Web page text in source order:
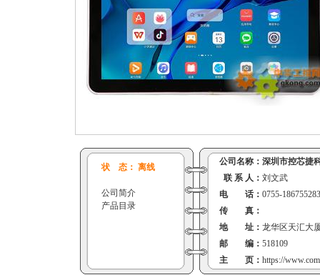
状 态： 离线
公司简介
产品目录
公司名称： 深圳市控芯捷
联 系 人： 刘文武
电 话： 0755-
传 真：
地 址： 龙华区天汇大
邮 编： 518109
主 页： https://